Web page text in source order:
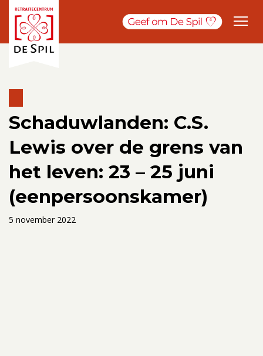
Schaduwlanden: C.S.
Lewis over de grens van
het leven: 23 – 25 juni
(eenpersoonskamer)
5 november 2022